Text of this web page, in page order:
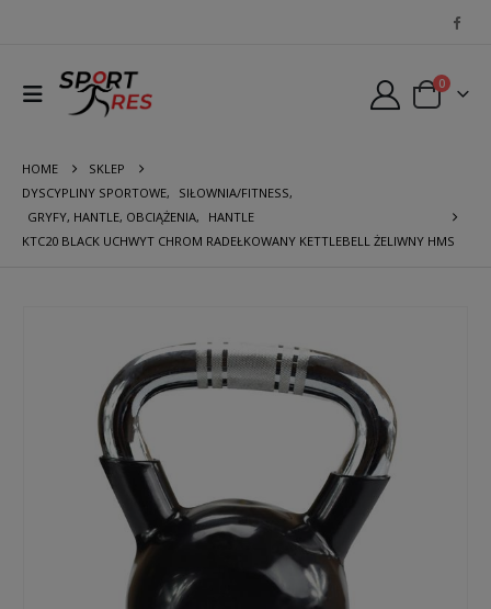
0
HOME
SKLEP
DYSCYPLINY SPORTOWE, SIŁOWNIA/FITNESS,
GRYFY, HANTLE, OBCIĄŻENIA,
HANTLE
KTC20 BLACK UCHWYT CHROM RADEŁKOWANY KETTLEBELL ŻELIWNY HMS